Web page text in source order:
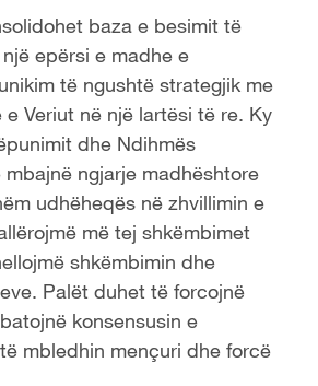
baza e besimit të
epërsi e madhe e
të ngushtë strategjik me
Veriut në një lartësi të re. Ky
dhe Ndihmës
ngjarje madhështore
udhëheqës në zhvillimin e
më tej shkëmbimet
shkëmbimin dhe
Palët duhet të forcojnë
konsensusin e
mbledhin mençuri dhe forcë